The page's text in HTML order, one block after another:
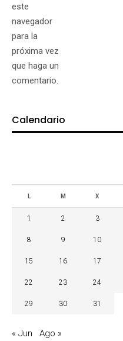
este
navegador
para la
próxima vez
que haga un
comentario.
Calendario
L M X
1 2 3
8 9 10
15 16 17
22 23 24
29 30 31
« Jun Ago »